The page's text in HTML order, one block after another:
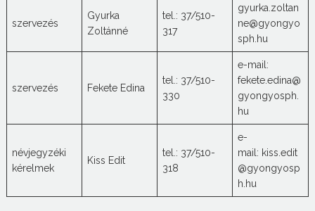
szervezés
Gyurka
Zoltánné
tel.: 37/510-
317
gyurka.zoltan
ne@gyongyo
sph.hu
szervezés Fekete Edina
tel.: 37/510-
330
e-mail:
fekete.edina@
gyongyosph.
hu
névjegyzéki
kérelmek
Kiss Edit
tel.: 37/510-
318
e-
mail: kiss.edit
@gyongyosp
h.hu